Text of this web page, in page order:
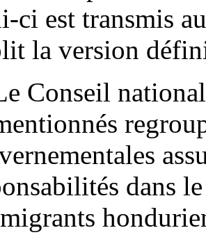
ci est transmis
la version
Conseil
dans